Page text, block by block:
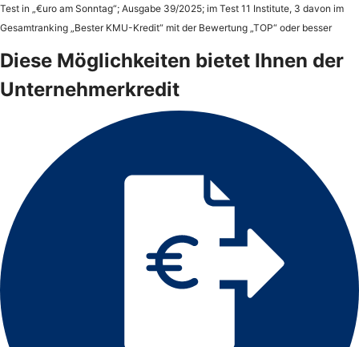
Test in „€uro am Sonntag“; Ausgabe 39/2025; im Test 11 Institute, 3 davon im
Gesamtranking „Bester KMU-Kredit“ mit der Bewertung „TOP“ oder besser
Diese Möglichkeiten bietet Ihnen der
Unternehmerkredit